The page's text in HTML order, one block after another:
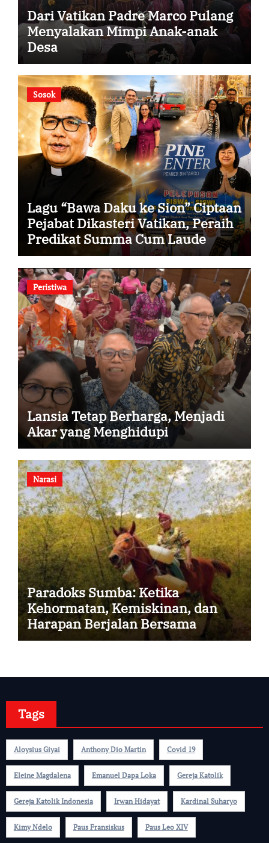
Dari Vatikan Padre Marco Pulang
Menyalakan Mimpi Anak-anak
Desa
Sosok
Lagu “Bawa Daku ke Sion” Ciptaan
Pejabat Dikasteri Vatikan, Peraih
Predikat Summa Cum Laude
Peristiwa
Lansia Tetap Berharga, Menjadi
Akar yang Menghidupi
Narasi
Paradoks Sumba: Ketika
Kehormatan, Kemiskinan, dan
Harapan Berjalan Bersama
Tags
Aloysius Giyai Anthony Dio Martin Covid 19
Eleine Magdalena Emanuel Dapa Loka Gereja Katolik
Gereja Katolik Indonesia Irwan Hidayat Kardinal Suharyo
Kimy Ndelo Paus Fransiskus Paus Leo XIV